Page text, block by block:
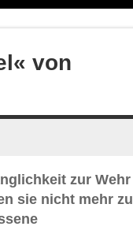
von
zur Wehr
sie nicht mehr zu